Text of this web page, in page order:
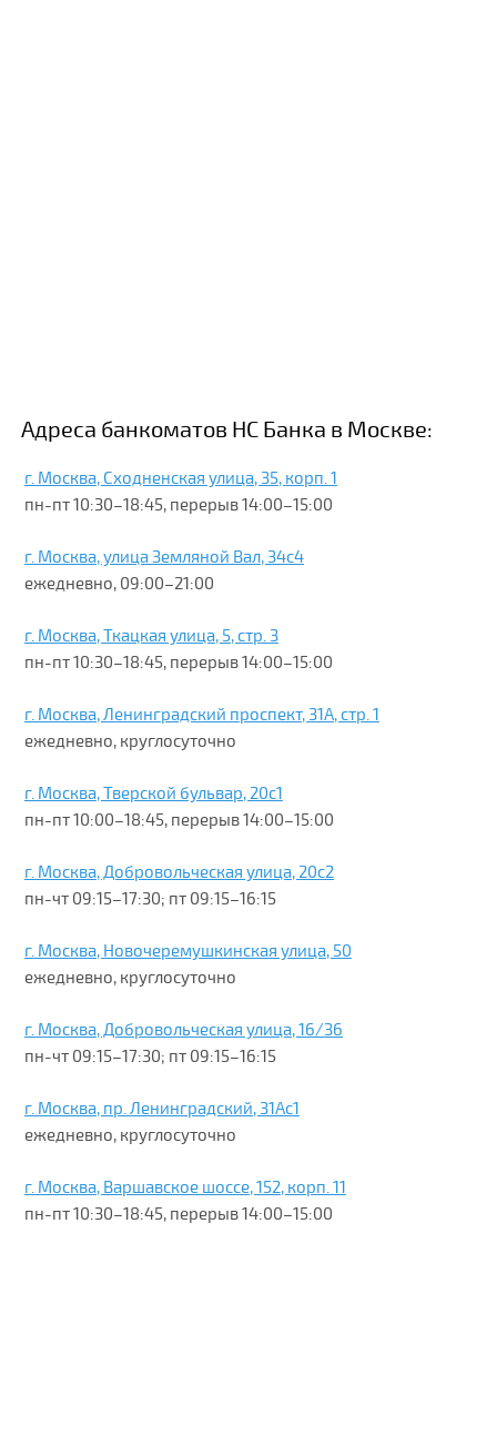
Адреса банкоматов НС Банка в Москве:
г. Москва, Сходненская улица, 35, корп. 1
пн-пт 10:30–18:45, перерыв 14:00–15:00
г. Москва, улица Земляной Вал, 34с4
ежедневно, 09:00–21:00
г. Москва, Ткацкая улица, 5, стр. 3
пн-пт 10:30–18:45, перерыв 14:00–15:00
г. Москва, Ленинградский проспект, 31А, стр. 1
ежедневно, круглосуточно
г. Москва, Тверской бульвар, 20с1
пн-пт 10:00–18:45, перерыв 14:00–15:00
г. Москва, Добровольческая улица, 20с2
пн-чт 09:15–17:30; пт 09:15–16:15
г. Москва, Новочеремушкинская улица, 50
ежедневно, круглосуточно
г. Москва, Добровольческая улица, 16/36
пн-чт 09:15–17:30; пт 09:15–16:15
г. Москва, пр. Ленинградский, 31Ас1
ежедневно, круглосуточно
г. Москва, Варшавское шоссе, 152, корп. 11
пн-пт 10:30–18:45, перерыв 14:00–15:00